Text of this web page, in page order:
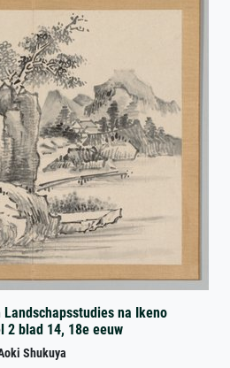
Landschapsstudies na Ikeno
2 blad 14, 18e eeuw
Shukuya